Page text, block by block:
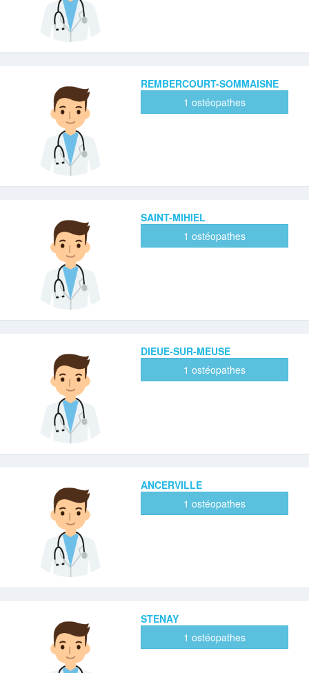
REMBERCOURT-SOMMAISNE
1 ostéopathes
SAINT-MIHIEL
1 ostéopathes
DIEUE-SUR-MEUSE
1 ostéopathes
ANCERVILLE
1 ostéopathes
STENAY
1 ostéopathes